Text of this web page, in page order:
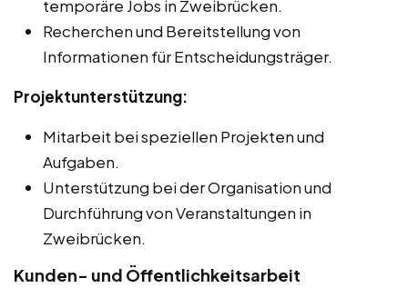
temporäre Jobs in Zweibrücken.
Recherchen und Bereitstellung von
Informationen für Entscheidungsträger.
Projektunterstützung:
Mitarbeit bei speziellen Projekten und
Aufgaben.
Unterstützung bei der Organisation und
Durchführung von Veranstaltungen in
Zweibrücken.
Kunden- und Öffentlichkeitsarbeit